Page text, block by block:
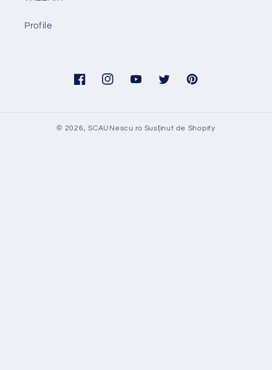
Profile
FacebookInstagramYouTubeTwitter Pinterest
© 2026,SCAUNescu.ro Susținut de Shopify